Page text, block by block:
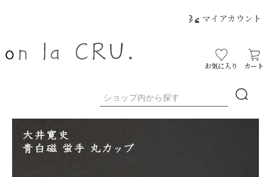
マイアカウント
お気に入り カート